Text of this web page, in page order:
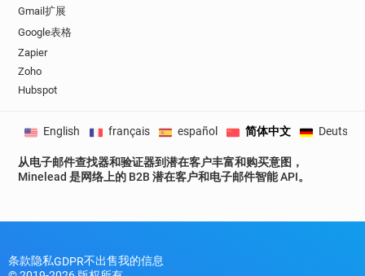
Gmail扩展
Google表格
Zapier
Zoho
Hubspot
从电子邮件查找器和验证器到潜在客户丰富和购买意图，
Minelead 是网络上的 B2B 潜在客户和电子邮件智能 API。
English français español 简体中文 Deutsch
条款隐私GDPR不出售我的信息